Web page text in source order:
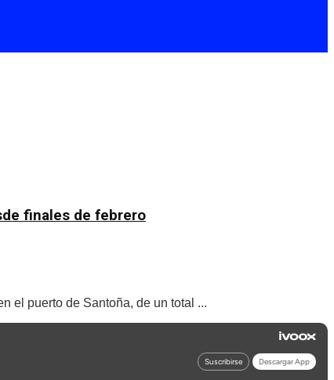
finales de febrero
el puerto de Santoña, de un total ...